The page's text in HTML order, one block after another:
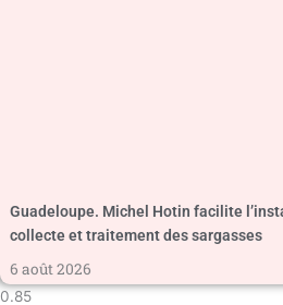
Guadeloupe. Michel Hotin facilite
collecte et traitement des sargasses
6 août 2026